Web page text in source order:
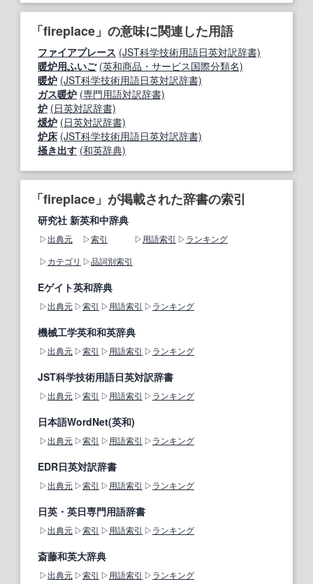
「fireplace」の意味に関連した用語
ファイアプレース (JST科学技術用語日英対訳辞書)
暖炉用ふいご (英和商品・サービス国際分類名)
暖炉 (JST科学技術用語日英対訳辞書)
ガス暖炉 (専門用語対訳辞書)
炉 (日英対訳辞書)
煖炉 (日英対訳辞書)
炉床 (JST科学技術用語日英対訳辞書)
掻き出す (和英辞典)
「fireplace」が掲載された辞書の索引
研究社 新英和中辞典
出典元 索引 用語索引
ランキング
カテゴリ
品詞別索引
Eゲイト英和辞典
出典元 索引 用語索引 ランキング
機械工学英和和英辞典
出典元 索引 用語索引 ランキング
JST科学技術用語日英対訳辞書
出典元 索引 用語索引 ランキング
日本語WordNet(英和)
出典元 索引 用語索引 ランキング
EDR日英対訳辞書
出典元 索引 用語索引 ランキング
日英・英日専門用語辞書
出典元 索引 用語索引 ランキング
斎藤和英大辞典
出典元 索引 用語索引 ランキング